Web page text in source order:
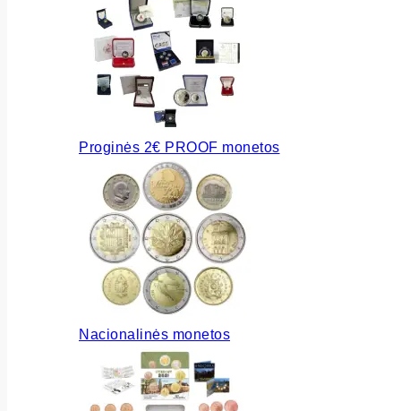
Proginės 2€ PROOF monetos
Nacionalinės monetos